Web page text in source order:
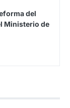
del
Ministerio de